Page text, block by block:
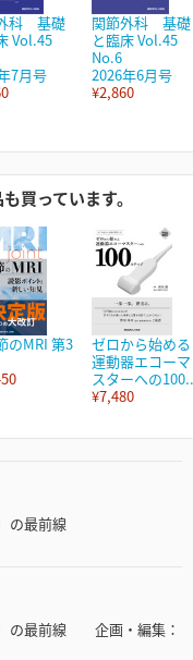
科 基礎
Vol.45
7月号
関節外科 基礎
と臨床 Vol.45
No.6
2026年6月号
¥2,860
買っています。
のMRI 第3
ゼロから始める
運動器エコーマ
スターへの
¥7,480
の最前線
）の最前線 企画・編集：